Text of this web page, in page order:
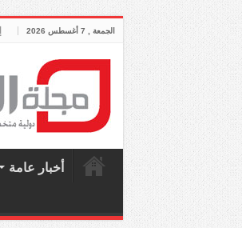
الجمعة , 7 أغسطس 2026
أخبار عامة